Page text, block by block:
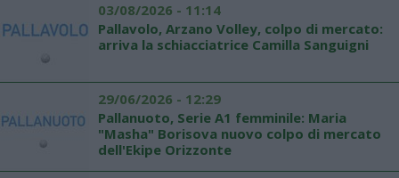
03/08/2026 - 11:14
Pallavolo, Arzano Volley, colpo di mercato:
arriva la schiacciatrice Camilla Sanguigni
29/06/2026 - 12:29
Pallanuoto, Serie A1 femminile: Maria
"Masha" Borisova nuovo colpo di mercato
dell'Ekipe Orizzonte